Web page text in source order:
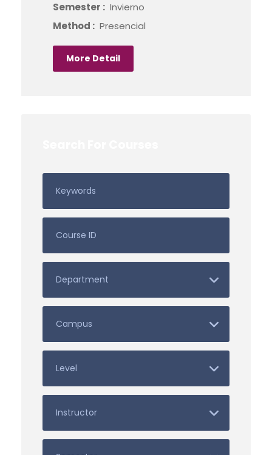
Semester : Invierno
Method : Presencial
More Detail